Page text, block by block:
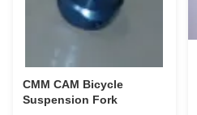
CMM CAM Bicycle
Suspension Fork